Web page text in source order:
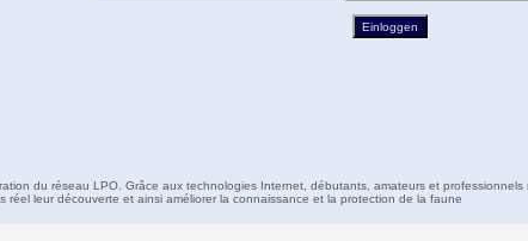
du réseau LPO. Grâce aux technologies Internet, débutants, amateurs et professionnels
réel leur découverte et ainsi améliorer la connaissance et la protection de la faune